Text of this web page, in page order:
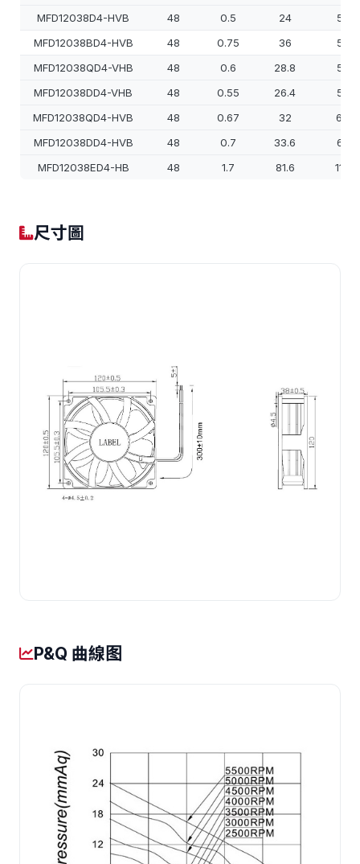
MFD12038D4-HVB
48 0.5 24
MFD12038BD4-HVB
48 0.75 36
MFD12038QD4-VHB
48 0.6 28.8
MFD12038DD4-VHB
48 0.55 26.4
MFD12038QD4-HVB
48 0.67 32
MFD12038DD4-HVB
48 0.7 33.6
MFD12038ED4-HB
48 1.7 81.6
尺寸圖
P&Q 曲線图